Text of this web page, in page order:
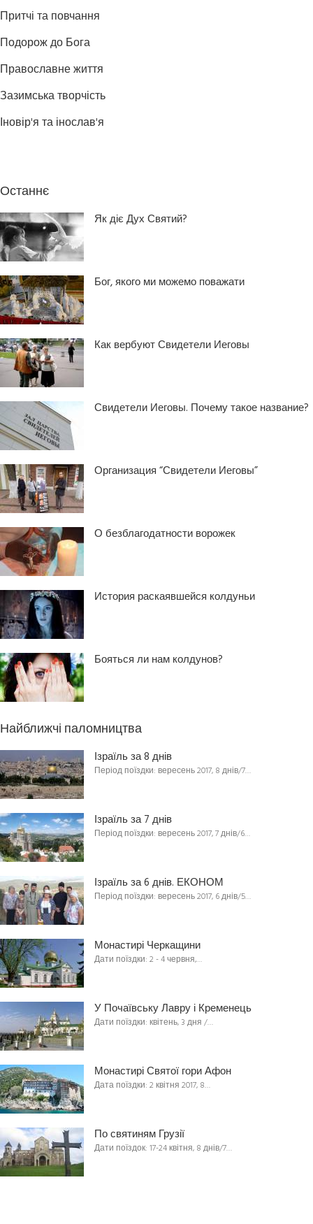
Притчі та повчання
Подорож до Бога
Православне життя
Зазимська творчість
Іновір'я та інослав'я
Останнє
Як діє Дух Святий?
Бог, якого ми можемо поважати
Как вербуют Свидетели Иеговы
Свидетели Иеговы. Почему такое название?
Организация “Свидетели Иеговы”
О безблагодатности ворожек
История раскаявшейся колдуньи
Бояться ли нам колдунов?
Найближчі паломництва
Ізраїль за 8 днів
Період поїздки: вересень 2017, 8 днів/7…
Ізраїль за 7 днів
Період поїздки: вересень 2017, 7 днів/6…
Ізраїль за 6 днів. ЕКОНОМ
Період поїздки: вересень 2017, 6 днів/5…
Монастирі Черкащини
Дати поїздки: 2 - 4 червня,…
У Почаївську Лавру і Кременець
Дати поїздки: квітень, 3 дня /…
Монастирі Святої гори Афон
Дата поїздки: 2 квітня 2017, 8…
По святиням Грузії
Дати поїздок: 17-24 квітня, 8 днів/7…